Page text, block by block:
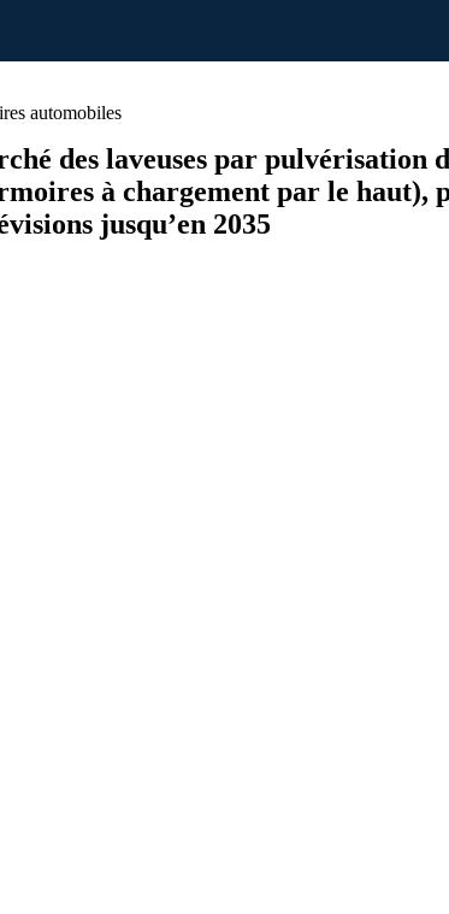
automobiles
des laveuses par pulvérisation
à chargement par le
jusqu’en 2035